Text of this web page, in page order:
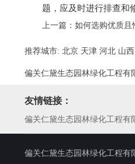
题，应及时进行排查和
上一篇： 如何选购优质且
推荐城市: 北京 天津 河北 山西
偏关仁黛生态园林绿化工程有
友情链接：
偏关仁黛生态园林绿化工程有
偏关仁黛生态园林绿化工程有